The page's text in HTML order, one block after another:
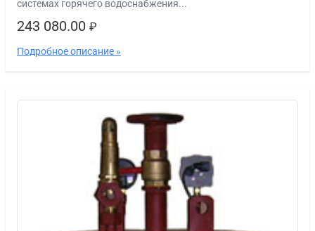
системах горячего водоснабжения...
243 080.00 ₽
Подробное описание »